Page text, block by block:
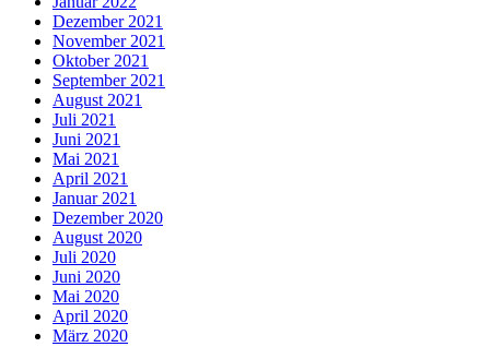
Dezember 2021
November 2021
Oktober 2021
September 2021
August 2021
Juli 2021
Juni 2021
Mai 2021
April 2021
Januar 2021
Dezember 2020
August 2020
Juli 2020
Juni 2020
Mai 2020
April 2020
März 2020